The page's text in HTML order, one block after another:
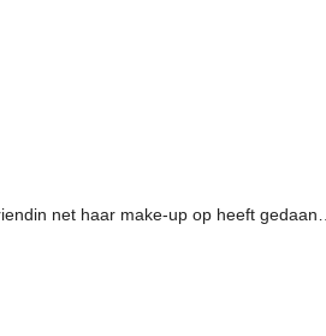
net haar make-up op heeft gedaan…